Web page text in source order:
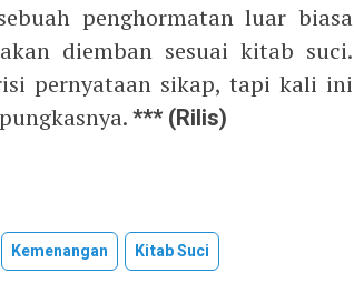
penghormatan luar biasa
diemban sesuai kitab suci.
pernyataan sikap, tapi kali ini
*** (Rilis)
Kemenangan
Kitab Suci